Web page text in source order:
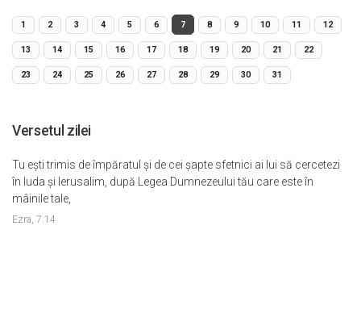
1 2 3 4 5 6 7 8 9 10 11 12
13 14 15 16 17 18 19 20 21 22
23 24 25 26 27 28 29 30 31
Versetul zilei
Tu eşti trimis de împăratul şi de cei şapte sfetnici ai lui să cercetezi
în Iuda şi Ierusalim, după Legea Dumnezeului tău care este în
mâinile tale,
Ezra, 7:14